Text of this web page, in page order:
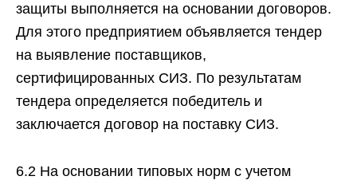
защиты выполняется на основании договоров.
Для этого предприятием объявляется тендер
на выявление поставщиков,
сертифицированных СИЗ. По результатам
тендера определяется победитель и
заключается договор на поставку СИЗ.
6.2 На основании типовых норм с учетом